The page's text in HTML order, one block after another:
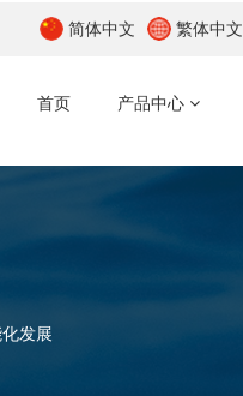
简体中文 繁体中文
首页 产品中心
发展